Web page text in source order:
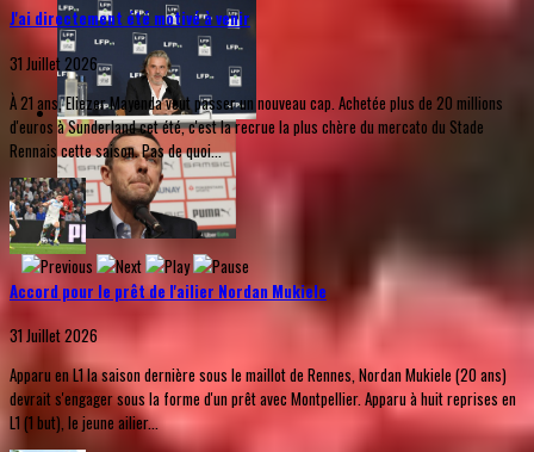
J'ai directement été motivé à venir
31 Juillet 2026
À 21 ans, Eliezer Mayenda veut passer un nouveau cap. Achetée plus de 20 millions
d'euros à Sunderland cet été, c'est la recrue la plus chère du mercato du Stade
Rennais cette saison. Pas de quoi...
Accord pour le prêt de l'ailier Nordan Mukiele
31 Juillet 2026
Apparu en L1 la saison dernière sous le maillot de Rennes, Nordan Mukiele (20 ans)
devrait s'engager sous la forme d'un prêt avec Montpellier. Apparu à huit reprises en
L1 (1 but), le jeune ailier...